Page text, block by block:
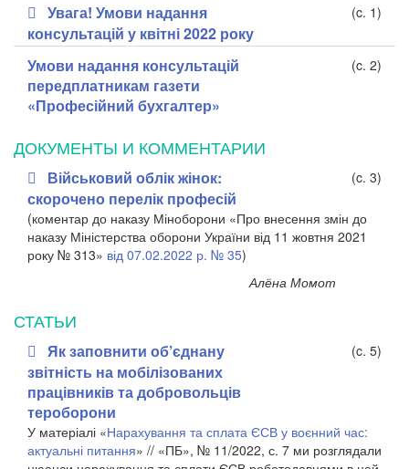
Увага! Умови надання
консультацій у квітні 2022 року
(c. 1)
Умови надання консультацій
передплатникам газети
«Професійний бухгалтер»
(c. 2)
ДОКУМЕНТЫ И КОММЕНТАРИИ
Військовий облік жінок:
скорочено перелік професій
(c. 3)
(коментар до наказу Міноборони «Про внесення змін до
наказу Міністерства оборони України від 11 жовтня 2021
року № 313» від 07.02.2022 р. № 35)
Алёна Момот
СТАТЬИ
Як заповнити об’єднану
звітність на мобілізованих
працівників та добровольців
тероборони
(c. 5)
У матеріалі «Нарахування та сплата ЄСВ у воєнний час:
актуальні питання» // «ПБ», № 11/2022, с. 7 ми розглядали